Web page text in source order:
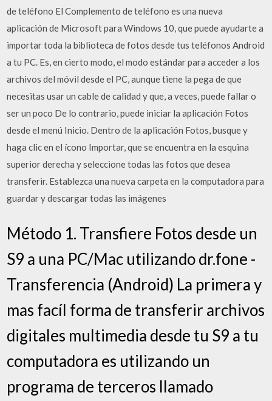
de teléfono El Complemento de teléfono es una nueva
aplicación de Microsoft para Windows 10, que puede ayudarte a
importar toda la biblioteca de fotos desde tus teléfonos Android
a tu PC. Es, en cierto modo, el modo estándar para acceder a los
archivos del móvil desde el PC, aunque tiene la pega de que
necesitas usar un cable de calidad y que, a veces, puede fallar o
ser un poco De lo contrario, puede iniciar la aplicación Fotos
desde el menú Inicio. Dentro de la aplicación Fotos, busque y
haga clic en el ícono Importar, que se encuentra en la esquina
superior derecha y seleccione todas las fotos que desea
transferir. Establezca una nueva carpeta en la computadora para
guardar y descargar todas las imágenes
Método 1. Transfiere Fotos desde un
S9 a una PC/Mac utilizando dr.fone -
Transferencia (Android) La primera y
mas facíl forma de transferir archivos
digitales multimedia desde tu S9 a tu
computadora es utilizando un
programa de terceros llamado